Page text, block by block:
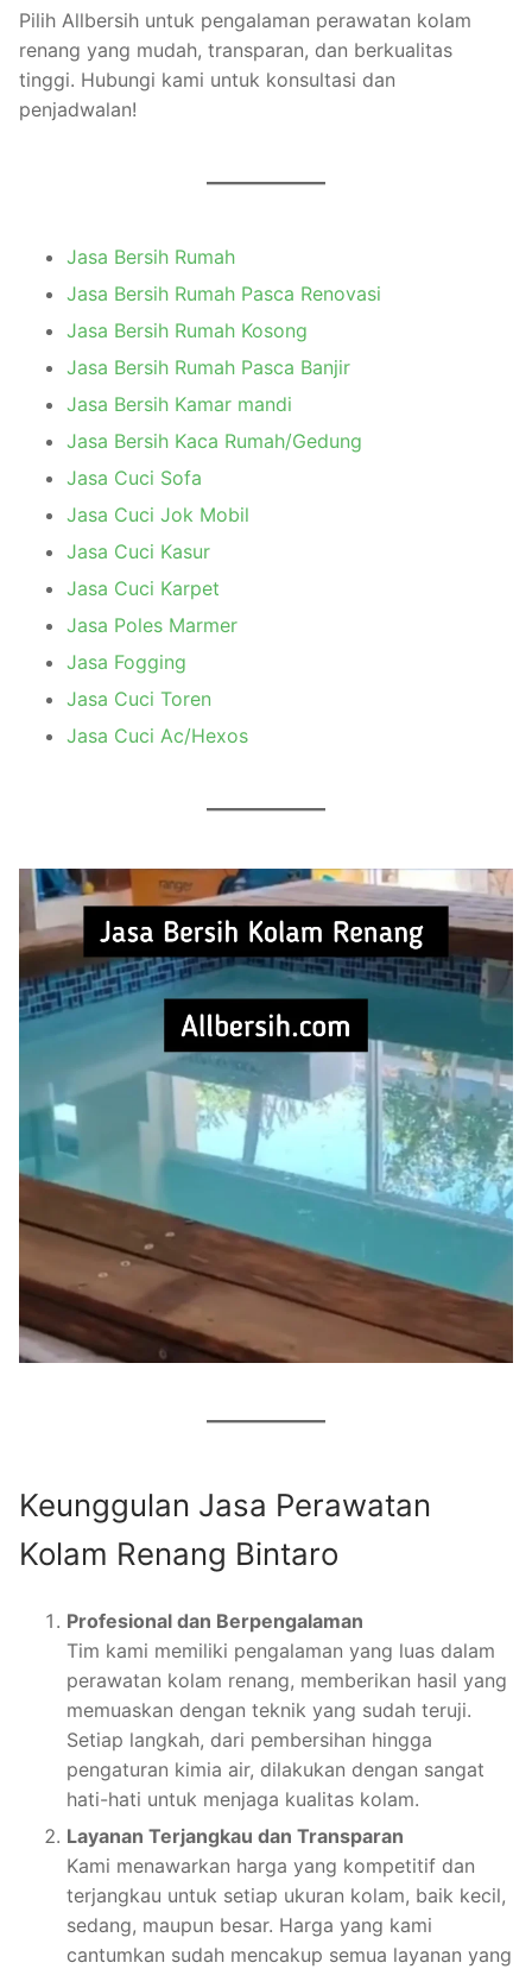
Pilih Allbersih untuk pengalaman perawatan kolam
renang yang mudah, transparan, dan berkualitas
tinggi. Hubungi kami untuk konsultasi dan
penjadwalan!
Jasa Bersih Rumah
Jasa Bersih Rumah Pasca Renovasi
Jasa Bersih Rumah Kosong
Jasa Bersih Rumah Pasca Banjir
Jasa Bersih Kamar mandi
Jasa Bersih Kaca Rumah/Gedung
Jasa Cuci Sofa
Jasa Cuci Jok Mobil
Jasa Cuci Kasur
Jasa Cuci Karpet
Jasa Poles Marmer
Jasa Fogging
Jasa Cuci Toren
Jasa Cuci Ac/Hexos
Keunggulan Jasa Perawatan
Kolam Renang Bintaro
Profesional dan Berpengalaman
Tim kami memiliki pengalaman yang luas dalam
perawatan kolam renang, memberikan hasil yang
memuaskan dengan teknik yang sudah teruji.
Setiap langkah, dari pembersihan hingga
pengaturan kimia air, dilakukan dengan sangat
hati-hati untuk menjaga kualitas kolam.
Layanan Terjangkau dan Transparan
Kami menawarkan harga yang kompetitif dan
terjangkau untuk setiap ukuran kolam, baik kecil,
sedang, maupun besar. Harga yang kami
cantumkan sudah mencakup semua layanan yang